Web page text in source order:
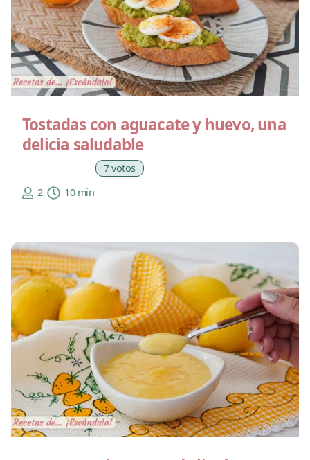
Tostadas con aguacate y huevo, una
delicia saludable
7 votos
2
10 min